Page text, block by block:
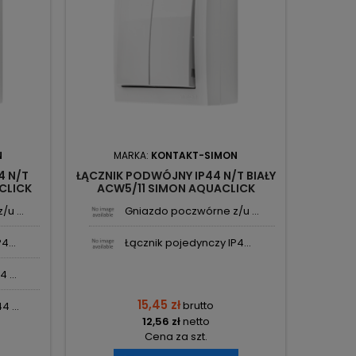
N/T
u ...
...
...
MARKA: KONTAKT-SIMON
ŁĄCZNIK PODWÓJNY IP44 N/T BIAŁY
ACW5/11 SIMON AQUACLICK
Gniazdo poczwórne z/u ...
Łącznik pojedynczy IP4...
15,45 złbrutto
12,56 złnetto
Cena za szt.